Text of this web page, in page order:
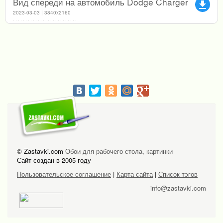
file_download
2023-03-03 | 3840x2160
© Zastavki.com Обои для рабочего стола, картинки
Сайт создан в 2005 году
Пользовательское соглашение | Карта сайта| Список тэгов
info@zastavki.com